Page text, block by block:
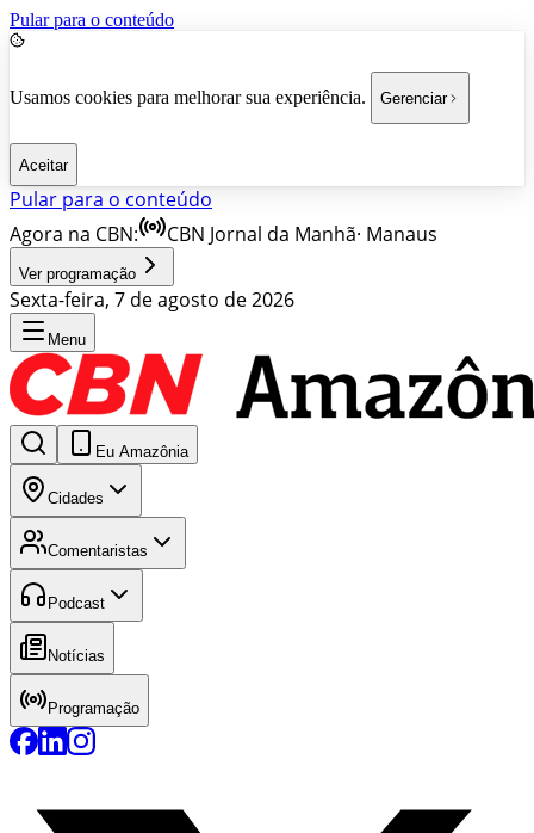
Pular para o conteúdo
Usamos cookies para melhorar sua experiência. Gerenciar
Aceitar
Pular para o conteúdo
Agora na CBN:
CBN Jornal da Manhã· Manaus
Ver programação
Sexta-feira, 7 de agosto de 2026
Menu
Eu Amazônia
Cidades
Comentaristas
Podcast
Notícias
Programação